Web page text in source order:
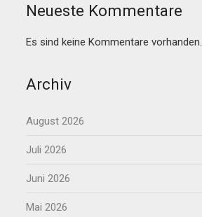
Neueste Kommentare
Es sind keine Kommentare vorhanden.
Archiv
August 2026
Juli 2026
Juni 2026
Mai 2026